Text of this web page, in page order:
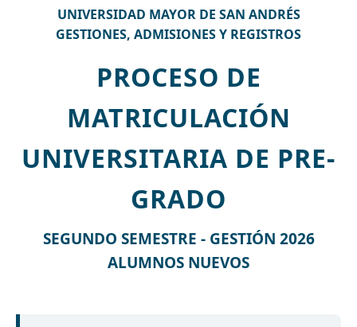
UNIVERSIDAD MAYOR DE SAN ANDRÉS
GESTIONES, ADMISIONES Y REGISTROS
PROCESO DE
MATRICULACIÓN
UNIVERSITARIA DE PRE-
GRADO
SEGUNDO SEMESTRE - GESTIÓN 2026
ALUMNOS NUEVOS